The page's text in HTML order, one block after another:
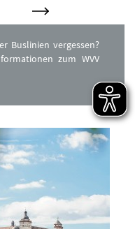
Buslinien vergessen?
zum WVV